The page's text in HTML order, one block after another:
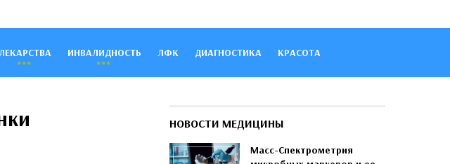
ИНВАЛИДНОСТЬ ЛФК ДИАГНОСТИКА КРАСОТА
НОВОСТИ МЕДИЦИНЫ
Масс-Спектрометрия